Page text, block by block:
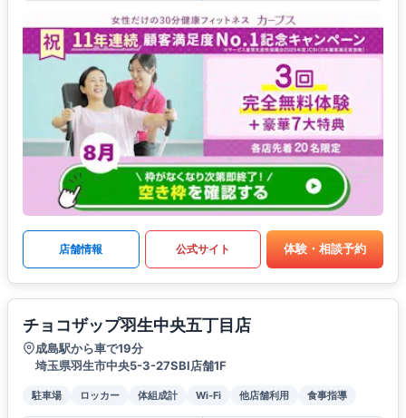
店舗情報 公式サイト 体験・相談予約
チョコザップ羽生中央五丁目店
成島駅から車で19分
埼玉県羽生市中央5-3-27SBI店舗1F
駐車場 ロッカー 体組成計 Wi-Fi 他店舗利用 食事指導